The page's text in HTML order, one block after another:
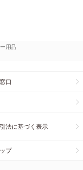
用品
口
法に基づく表示
プ